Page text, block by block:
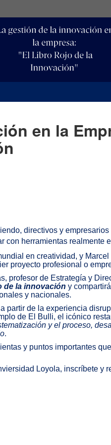
en la
directivos y empresarios
con herramientas realmente
en creatividad, y
proyecto profesional o
profesor de Estrategía y
de la innovación y
y nacionales.
partir de la experiencia
de El Bulli, el icónico
y el proceso,
.
y puntos importantes
Loyola, inscríbete y